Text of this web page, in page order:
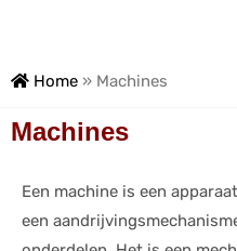
Home » Machines
Machines
Een machine is een
een